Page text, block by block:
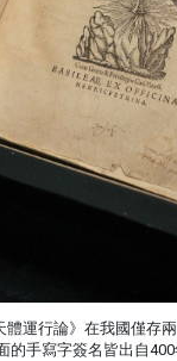
體運行論》在我國僅存
的手寫字簽名皆出自